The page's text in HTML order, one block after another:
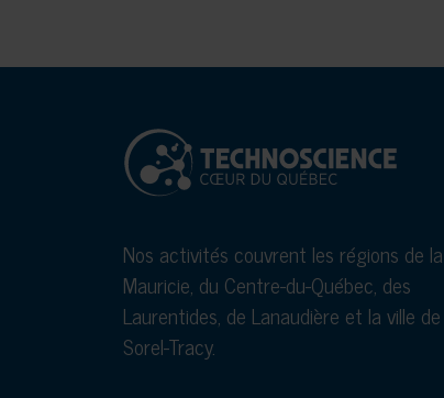
Nos activités couvrent les régions de la
Mauricie, du Centre-du-Québec, des
Laurentides, de Lanaudière et la ville de
Sorel-Tracy.